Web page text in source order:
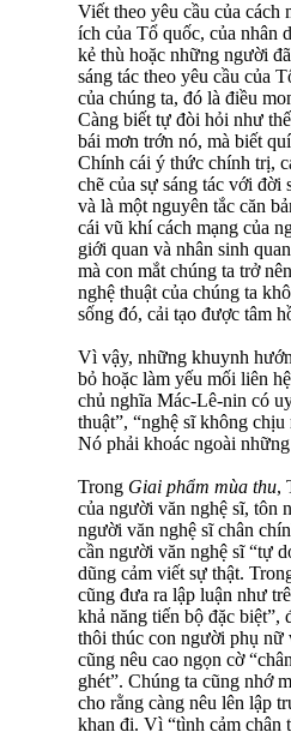
Viết theo yêu cầu của cách
ích của Tổ quốc, của nhân
kẻ thù hoặc những người
sáng tác theo yêu cầu của
của chúng ta, đó là điều
Càng biết tự đòi hỏi như
bái mơn trớn nó, mà biết
Chính cái ý thức chính trị,
chẽ của sự sáng tác với đời
và là một nguyên tắc căn
cái vũ khí cách mạng của
giới quan và nhân sinh
mà con mắt chúng ta trở
nghệ thuật của chúng ta
sống đó, cải tạo được tâm
Vì vậy, những khuynh
bỏ hoặc làm yếu mối liên
chủ nghĩa Mác-Lê-nin có
thuật”, “nghệ sĩ không
Nó phải khoác ngoài
Trong Giai phẩm mùa thu,
của người văn nghệ sĩ, tôn
người văn nghệ sĩ chân
cần người văn nghệ sĩ “tự
dũng cảm viết sự thật.
cũng đưa ra lập luận như
khả năng tiến bộ đặc biệt”,
thôi thúc con người phụ nữ
cũng nêu cao ngọn cờ
ghét”. Chúng ta cũng nhớ
cho rằng càng nêu lên lập
khan đi. Vì “tình cảm chân